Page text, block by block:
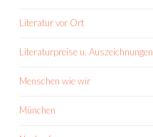
Literatur vor Ort
Literaturpreise u. Auszeichnungen
Menschen wie wir
München